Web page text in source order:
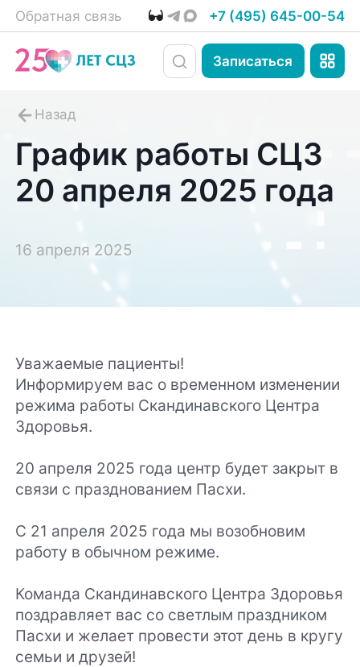
Обратная связь +7 (495) 645-00-54
Записаться
График работы СЦЗ
20 апреля 2025 года
16 апреля 2025
Уважаемые пациенты!
Информируем вас о временном изменении
режима работы Скандинавского Центра
Здоровья.
20 апреля 2025 года центр будет закрыт в
связи с празднованием Пасхи.
С 21 апреля 2025 года мы возобновим
работу в обычном режиме.
Команда Скандинавского Центра Здоровья
поздравляет вас со светлым праздником
Пасхи и желает провести этот день в кругу
семьи и друзей!